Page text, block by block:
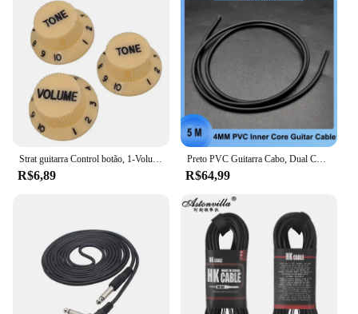
R$6,89
Preto PVC Guitarra Cabo, Dual Core, baixo ruído, 5 m, 4mm Diâmetro
R$64,99